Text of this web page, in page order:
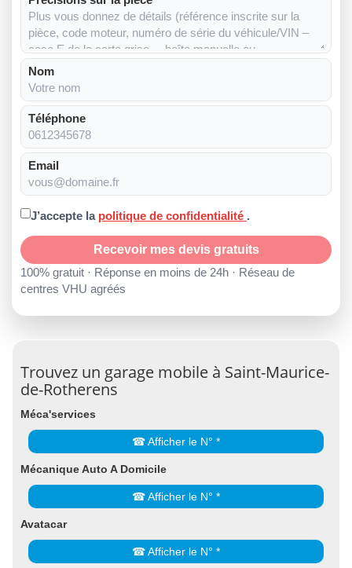
Nom
Téléphone
Email
J’accepte la politique de confidentialité .
Recevoir mes devis gratuits
100% gratuit · Réponse en moins de 24h · Réseau de
centres VHU agréés
Trouvez un garage mobile à Saint-Maurice-
de-Rotherens
Méca'services
☎ Afficher le N° *
Mécanique Auto A Domicile
☎ Afficher le N° *
Avatacar
☎ Afficher le N° *